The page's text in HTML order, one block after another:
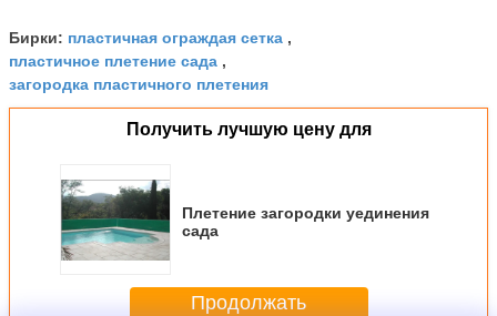
Бирки: пластичная ограждая сетка ,
пластичное плетение сада ,
загородка пластичного плетения
Получить лучшую цену для
Плетение загородки уединения
сада
Продолжать